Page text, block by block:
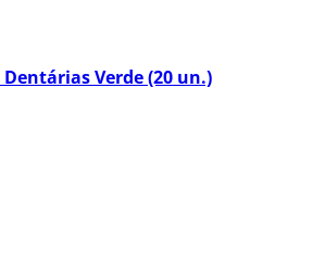
Verde (20 un.)